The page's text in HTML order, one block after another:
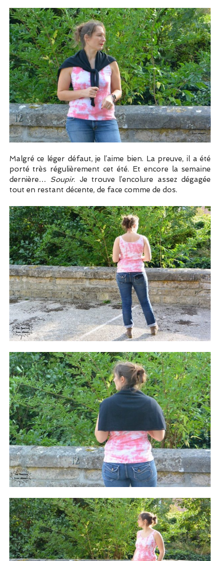
Malgré ce léger défaut, je l’aime bien. La preuve, il a été
porté très régulièrement cet été. Et encore la semaine
dernière… Soupir. Je trouve l’encolure assez dégagée
tout en restant décente, de face comme de dos.